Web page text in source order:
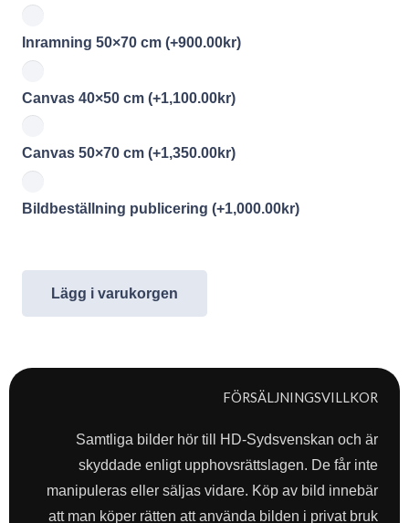
Inramning 50×70 cm (+900.00kr)
Canvas 40×50 cm (+1,100.00kr)
Canvas 50×70 cm (+1,350.00kr)
Bildbeställning publicering (+1,000.00kr)
Lägg i varukorgen
FÖRSÄLJNINGSVILLKOR
Samtliga bilder hör till HD-Sydsvenskan och är
skyddade enligt upphovsrättslagen. De får inte
manipuleras eller säljas vidare. Köp av bild innebär
att man köper rätten att använda bilden i privat bruk